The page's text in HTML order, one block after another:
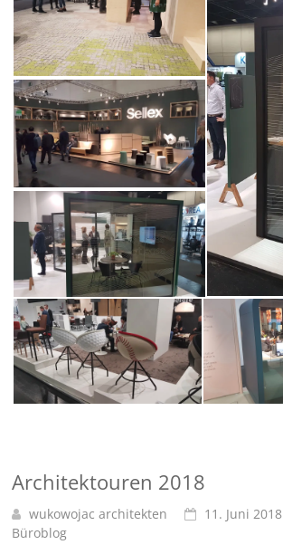
Architektouren 2018
wukowojac architekten 11. Juni 2018
Büroblog